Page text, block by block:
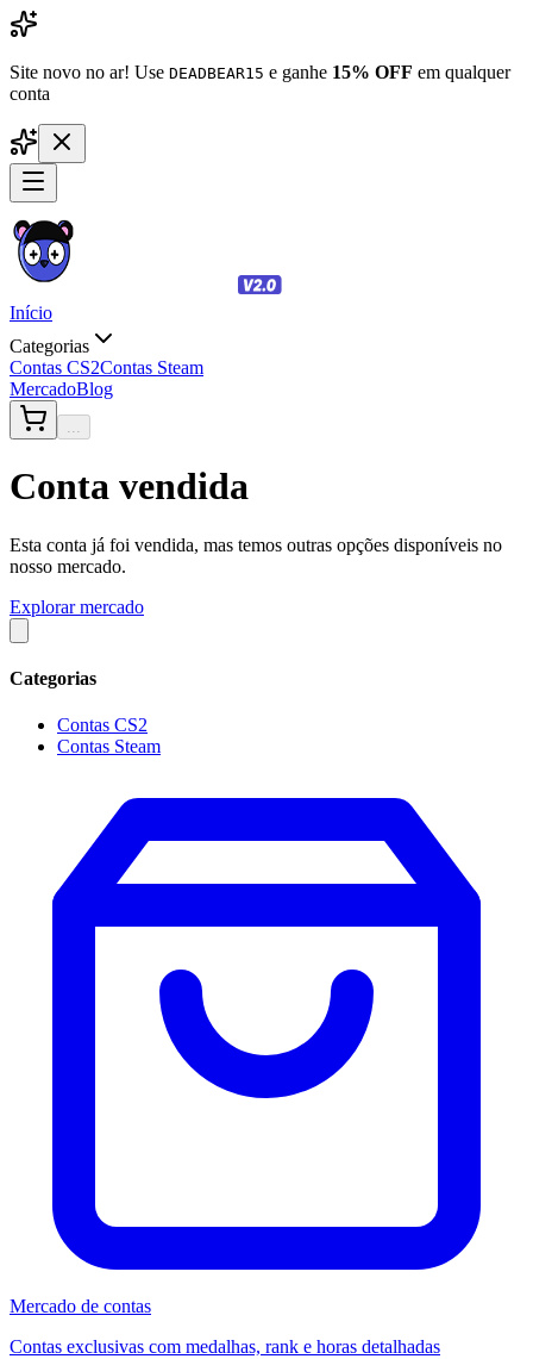
Site novo no ar! Use DEADBEAR15 e ganhe 15% OFF em qualquer
conta
Início
Categorias
Contas CS2Contas Steam
MercadoBlog
...
Conta vendida
Esta conta já foi vendida, mas temos outras opções disponíveis no
nosso mercado.
Explorar mercado
Categorias
Contas CS2
Contas Steam
Mercado de contas
Contas exclusivas com medalhas, rank e horas detalhadas